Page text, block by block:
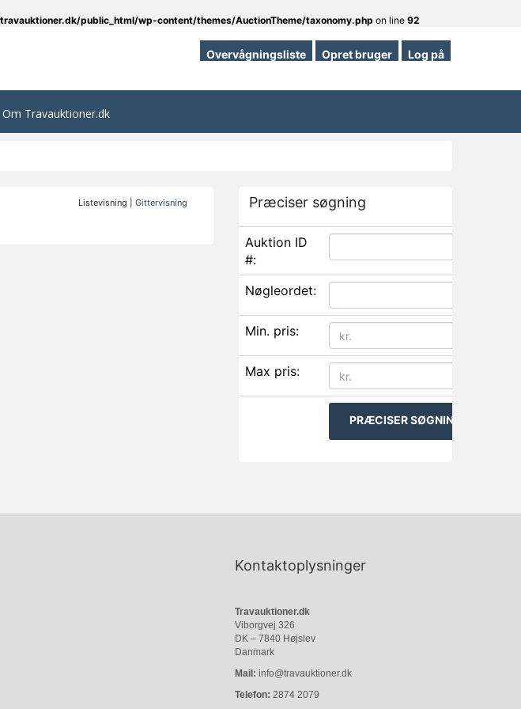
public_html/wp-content/themes/AuctionTheme/taxonomy.php on line 92
Overvågningsliste Opret bruger Log på
Om Travauktioner.dk
Listevisning |Gittervisning Præciser søgning
Auktion ID
#:
Nøgleordet:
Min. pris:
Max pris:
Kontaktoplysninger
Travauktioner.dk
Viborgvej 326
DK – 7840 Højslev
Danmark
Mail: info@travauktioner.dk
Telefon: 2874 2079